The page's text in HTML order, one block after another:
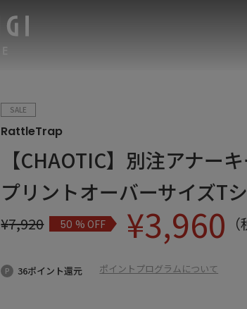
SALE
RattleTrap
【CHAOTIC】別注アナー
プリントオーバーサイズT
¥7,920 50% OFF ¥3,960
36ポイント還元 ポイントプログラムについて